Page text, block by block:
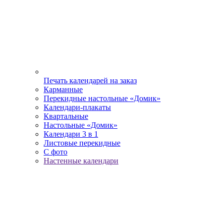
Печать календарей на заказ
Карманные
Перекидные настольные «Домик»
Календари-плакаты
Квартальные
Настольные «Домик»
Календари 3 в 1
Листовые перекидные
С фото
Настенные календари